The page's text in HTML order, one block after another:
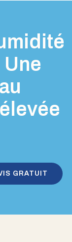
GRATUIT